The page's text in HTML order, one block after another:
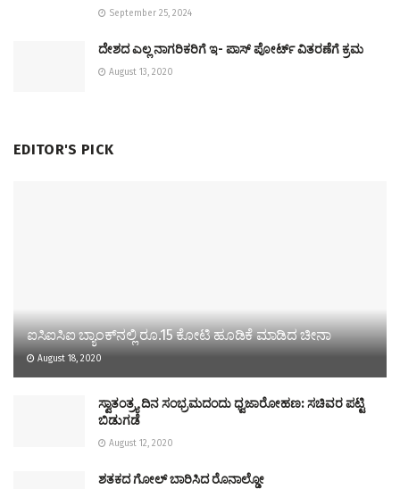
September 25, 2024
ದೇಶದ ಎಲ್ಲ ನಾಗರಿಕರಿಗೆ ಇ- ಪಾಸ್ ಪೋರ್ಟ್ ವಿತರಣೆಗೆ ಕ್ರಮ
August 13, 2020
EDITOR'S PICK
ಐಸಿಐಸಿಐ ಬ್ಯಾಂಕ್‌ನಲ್ಲಿ ರೂ.15 ಕೋಟಿ ಹೂಡಿಕೆ ಮಾಡಿದ ಚೀನಾ
August 18, 2020
ಸ್ವಾತಂತ್ರ್ಯ ದಿನ ಸಂಭ್ರಮದಂದು ಧ್ವಜಾರೋಹಣ: ಸಚಿವರ ಪಟ್ಟಿ
ಬಿಡುಗಡೆ
August 12, 2020
ಶತಕದ ಗೋಲ್‌ ಬಾರಿಸಿದ ರೊನಾಲ್ಡೋ